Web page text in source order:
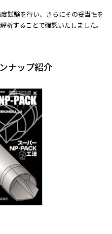
試験を行い、さらにその妥当性を
析することで確認いたしました。
ナップ紹介